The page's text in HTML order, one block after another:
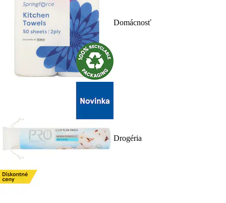
Domácnosť
Drogéria